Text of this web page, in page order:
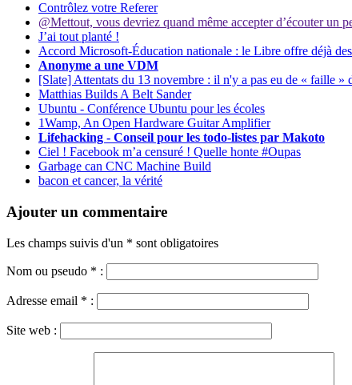
Contrôlez votre Referer
@Mettout, vous devriez quand même accepter d’écouter un
J’ai tout planté !
Accord Microsoft-Éducation nationale : le Libre offre déjà
Anonyme a une VDM
[Slate] Attentats du 13 novembre : il n'y a pas eu de « faille »
Matthias Builds A Belt Sander
Ubuntu - Conférence Ubuntu pour les écoles
1Wamp, An Open Hardware Guitar Amplifier
Lifehacking - Conseil pour les todo-listes par Makoto
Ciel ! Facebook m’a censuré ! Quelle honte #Oupas
Garbage can CNC Machine Build
bacon et cancer, la vérité
Ajouter un commentaire
Les champs suivis d'un * sont obligatoires
Nom ou pseudo * :
Adresse email * :
Site web :